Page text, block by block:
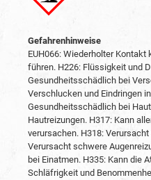
Gefahrenhinweise
EUH066: Wiederholter
führen. H226: Flüssigkeit und
Gesundheitsschädlich bei
Verschlucken und Eindringen
Gesundheitsschädlich bei
Hautreizungen. H317: Kann
verursachen. H318:
Verursacht schwere
bei Einatmen. H335: Kann die
Schläfrigkeit und